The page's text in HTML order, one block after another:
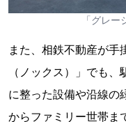
「グレ
また、相鉄不動産が手
（ノックス）」でも
に整った設備や沿線の
からファミリー世帯ま